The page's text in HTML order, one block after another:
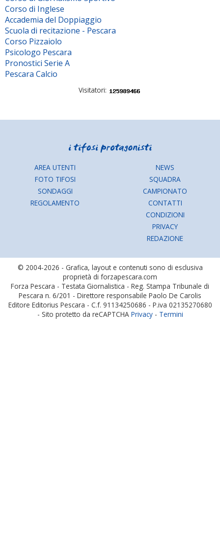
Corso di Inglese
Accademia del Doppiaggio
Scuola di recitazione - Pescara
Corso Pizzaiolo
Psicologo Pescara
Pronostici Serie A
Pescara Calcio
Visitatori:
AREA UTENTI
FOTO TIFOSI
SONDAGGI
REGOLAMENTO
NEWS
SQUADRA
CAMPIONATO
CONTATTI
CONDIZIONI
PRIVACY
REDAZIONE
© 2004-2026 - Grafica, layout e contenuti sono di esclusiva
proprietà di forzapescara.com
Forza Pescara - Testata Giornalistica - Reg. Stampa Tribunale di
Pescara n. 6/201 - Direttore responsabile Paolo De Carolis
Editore Editorius Pescara - C.f. 91134250686 - P.iva 02135270680
- Sito protetto da reCAPTCHA Privacy- Termini